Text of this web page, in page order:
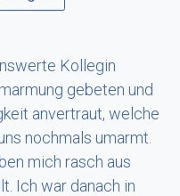
Kollegin
gebeten und
anvertraut, welche
nochmals umarmt.
mich rasch aus
Ich war danach in